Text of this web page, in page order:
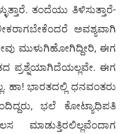
ತಂದೆಯು ತಿಳಿಸುತ್ತಾರೆ-
ಅವಶ್ಯವಾಗಿ
ಮುಳುಗಿಹೋಗಿದ್ದೀರಿ, ಈಗ
ಪ್ರಶ್ನೆಯಾಗಿದೆಯಲ್ಲವೇ. ಈಗ
ಭಾರತದಲ್ಲಿ ಧನವಂತರು
ಭಲೆ ಕೋಟ್ಯಾಧಿಪತಿ
ಮಾಡುತ್ತಿರಲಿಲ್ಲವೆಂದಾಗ